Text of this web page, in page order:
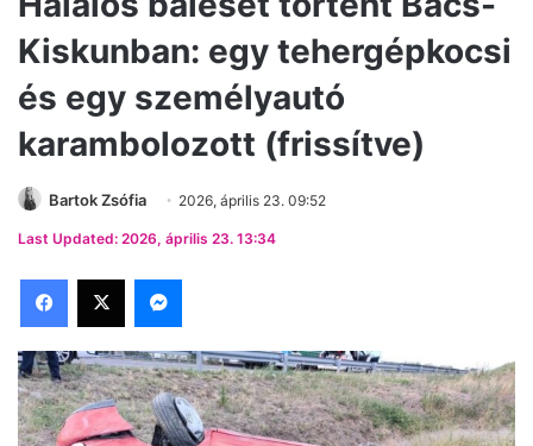
Kiskunban: egy tehergépkocsi
és egy személyautó
karambolozott (frissítve)
Bartok Zsófia 2026, április 23. 09:52
Last Updated: 2026, április 23. 13:34
Facebook
X Messenger